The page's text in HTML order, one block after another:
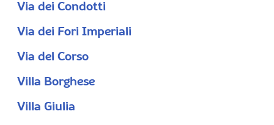
Via dei Condotti
Via dei Fori Imperiali
Via del Corso
Villa Borghese
Villa Giulia